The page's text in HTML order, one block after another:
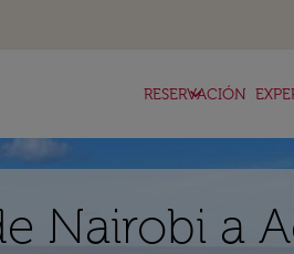
RESERVACIÓN
keyboard_arrow_down
Nairobi a